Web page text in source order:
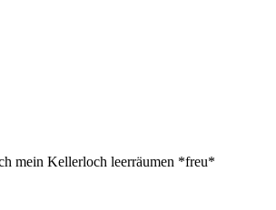
mein Kellerloch leerräumen *freu*